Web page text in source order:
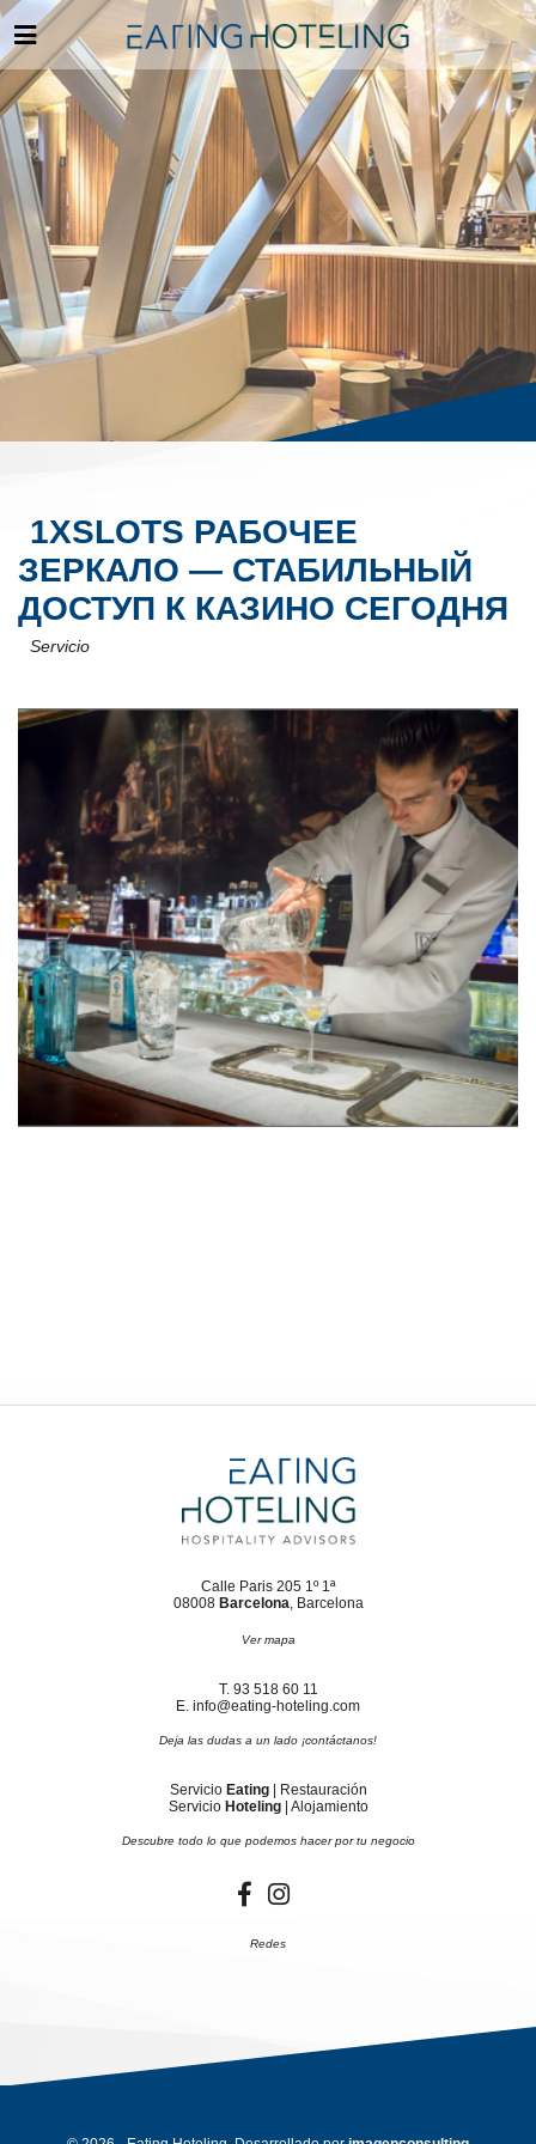
1XSLOTS РАБОЧЕЕ
ЗЕРКАЛО — СТАБИЛЬНЫЙ
ДОСТУП К КАЗИНО СЕГОДНЯ
Servicio
Calle Paris 205 1º 1ª
08008 Barcelona, Barcelona
Ver mapa
T. 93 518 60 11
E. info@eating-hoteling.com
Deja las dudas a un lado ¡contáctanos!
Servicio Eating| Restauración
Servicio Hoteling| Alojamiento
Descubre todo lo que podemos hacer por tu negocio
Redes